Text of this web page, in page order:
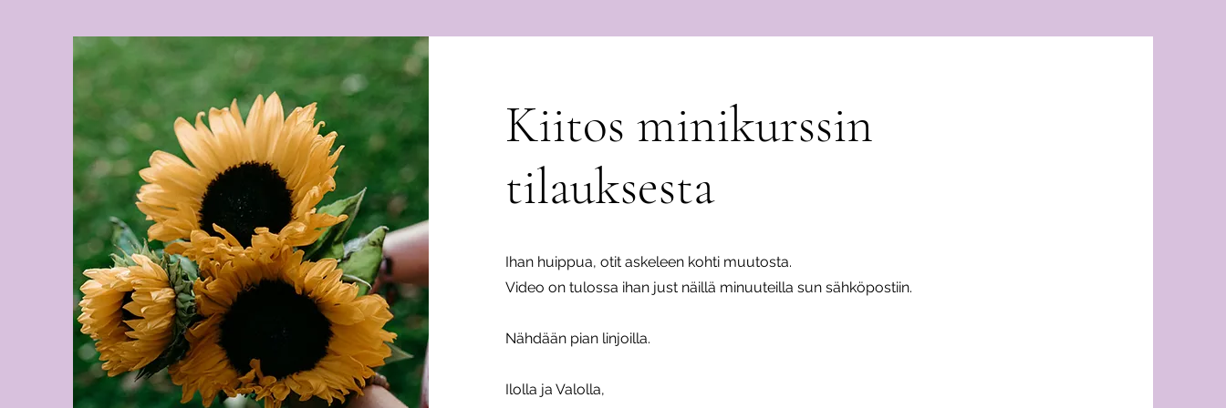
Kiitos minikurssin
tilauksesta
Ihan huippua, otit askeleen kohti muutosta.
Video on tulossa ihan just näillä minuuteilla sun sähköpostiin.
Nähdään pian linjoilla.
Ilolla ja Valolla,